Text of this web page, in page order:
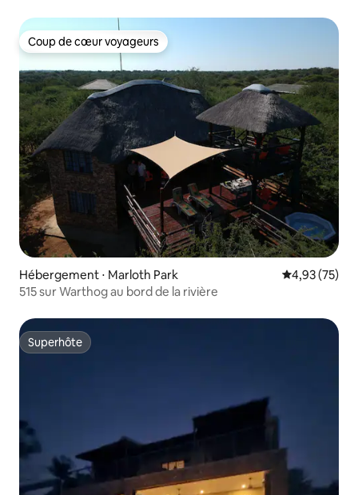
Coup de cœur voyageurs
Coup de cœur voyageurs
Hébergement ⋅ Marloth Park Évaluation
4,93 (75)
515 sur Warthog au bord de la rivière
Superhôte
Superhôte